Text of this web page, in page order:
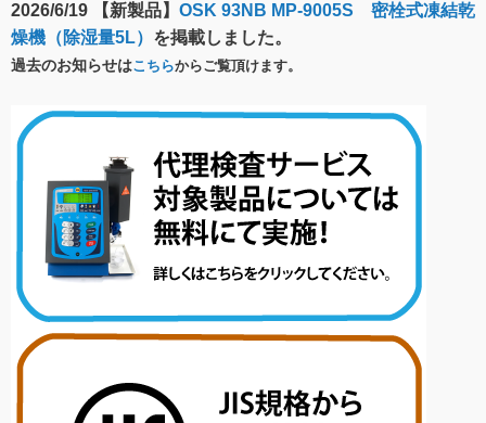
2026/6/19 【新製品】 OSK 93NB MP-9005S 密栓式凍結乾
燥機（除湿量5L） を掲載しました。
過去のお知らせはこちらからご覧頂けます。